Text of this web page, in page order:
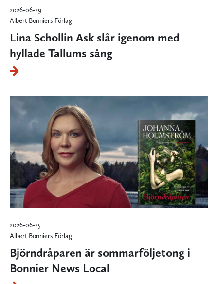
2026-06-29
Albert Bonniers Förlag
Lina Schollin Ask slår igenom med
hyllade Tallums sång
2026-06-25
Albert Bonniers Förlag
Björndråparen är sommarföljetong i
Bonnier News Local